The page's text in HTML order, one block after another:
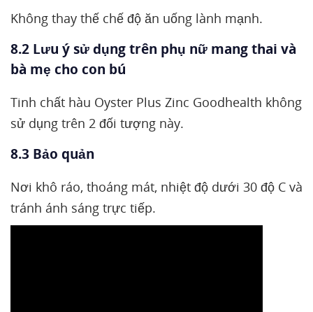
Không thay thế chế độ ăn uống lành mạnh.
8.2 Lưu ý sử dụng trên phụ nữ mang thai và
bà mẹ cho con bú
Tinh chất hàu Oyster Plus Zinc Goodhealth không
sử dụng trên 2 đối tượng này.
8.3 Bảo quản
Nơi khô ráo, thoáng mát, nhiệt độ dưới 30 độ C và
tránh ánh sáng trực tiếp.